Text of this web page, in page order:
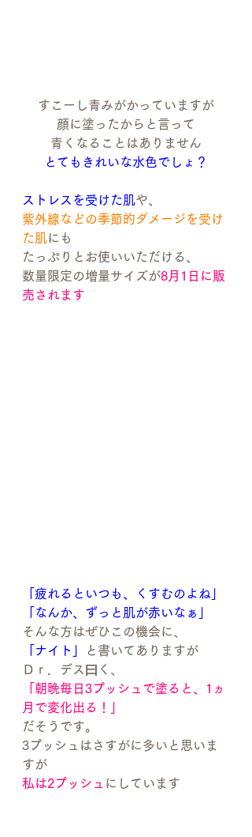
すこーし青みがかっていますが
顔に塗ったからと言って
青くなることはありません
とてもきれいな水色でしょ？
ストレスを受けた肌や、
紫外線などの季節的ダメージを受け
た肌にも
たっぷりとお使いいただける、
数量限定の増量サイズが8月1日に販
売されます
「疲れるといつも、くすむのよね」
「なんか、ずっと肌が赤いなぁ」
そんな方はぜひこの機会に、
「ナイト」
と書いてありますが
Ｄｒ．デス曰く、
「朝晩毎日3プッシュで塗ると、1ヵ
月で変化出る！」
だそうです。
3プッシュはさすがに多いと思いま
すが
私は2プッシュ にしています